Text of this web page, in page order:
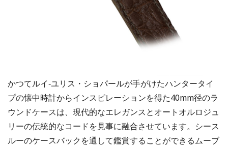
かつてルイ‐ユリス・ショパールが手がけたハンタータイ
プの懐中時計からインスピレーションを得た40mm径のラ
ウンドケースは、現代的なエレガンスとオートオルロジュ
リーの伝統的なコードを見事に融合させています。シース
ルーのケースバックを通して鑑賞することができるムーブ